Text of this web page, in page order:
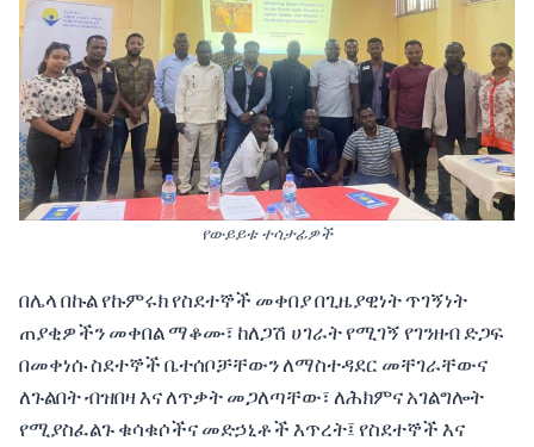
የውይይቱ ተሳታፊዎች
በሌላ በኩል የኩምሩክ የስደተኞች መቀበያ በጊዜያዊነት ጥገኝነት
ጠያቂዎችን መቀበል ማቆሙ፣ ከለጋሽ ሀገራት የሚገኝ የገንዘብ ድጋፍ
በመቀነሱ ስደተኞች ቤተሰቦቻቸውን ለማስተዳደር መቸገራቸውና
ለጉልበት ብዝበዛ እና ለጥቃት መጋለጣቸው፣ ለሕክምና አገልግሎት
የሚያስፈልጉ ቁሳቁሶችና መድኃኒቶች እጥረት፤ የስደተኞች እና